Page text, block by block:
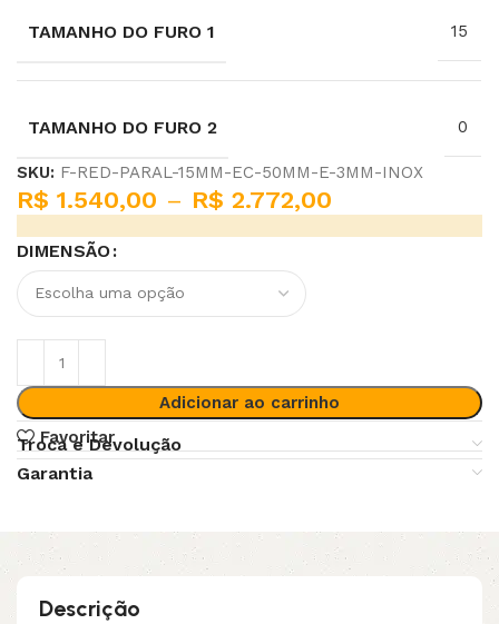
TAMANHO DO FURO 1 15
TAMANHO DO FURO 2 0
SKU: F-RED-PARAL-15MM-EC-50MM-E-3MM-INOX
R$ 1.540,00 – R$ 2.772,00
DIMENSÃO
Adicionar ao carrinho
Favoritar
Troca e Devolução
Garantia
Descrição